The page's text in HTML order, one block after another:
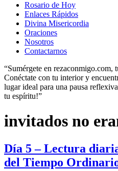
Rosario de Hoy
Enlaces Rápidos
Divina Misericordia
Oraciones
Nosotros
Contactarnos
“Sumérgete en rezaconmigo.com,
Conéctate con tu interior y
lugar ideal para una pausa
tu espíritu!”
invitados no
Día 5 – Lectura
del Tiempo